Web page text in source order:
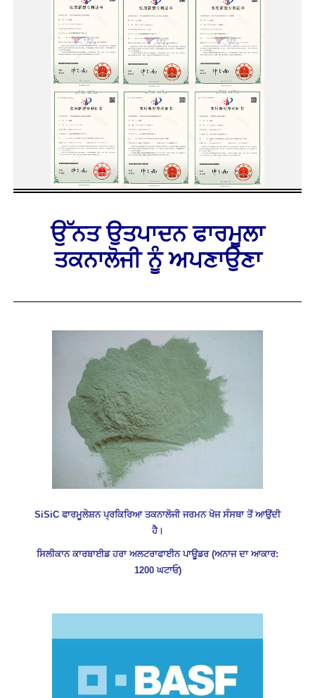
ਉੱਨਤ ਉਤਪਾਦਨ ਫਾਰਮੂਲਾ
ਤਕਨਾਲੋਜੀ ਨੂੰ ਅਪਣਾਉਣਾ
SiSiC ਫਾਰਮੂਲੇਸ਼ਨ ਪ੍ਰਕਿਰਿਆ ਤਕਨਾਲੋਜੀ ਜਰਮਨ ਖੋਜ ਸੰਸਥਾ ਤੋਂ ਆਉਂਦੀ
ਹੈ।
ਸਿਲੀਕਾਨ ਕਾਰਬਾਈਡ ਹਰਾ ਅਲਟਰਾਫਾਈਨ ਪਾਊਡਰ (ਅਨਾਜ ਦਾ ਆਕਾਰ:
1200 ਘਟਾਓ)